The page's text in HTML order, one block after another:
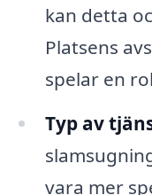
kan detta
Platsens
spelar en
Typ av
vara mer